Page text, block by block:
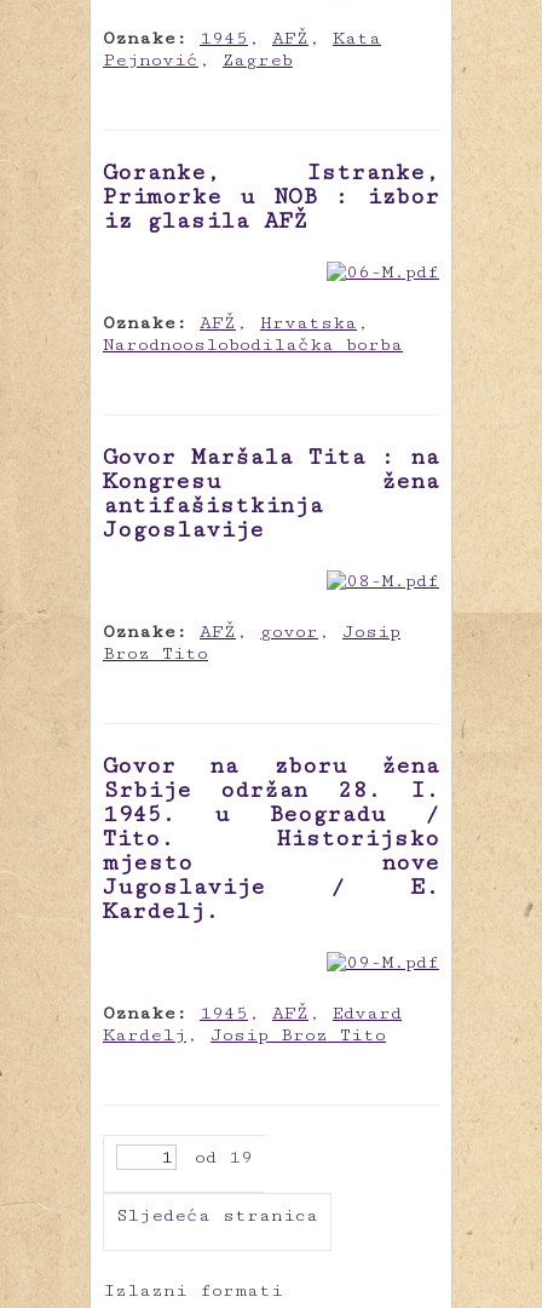
Oznake: 1945 , AFŽ , Kata
Pejnović , Zagreb
Goranke, Istranke,
Primorke u NOB : izbor
iz glasila AFŽ
Oznake: AFŽ , Hrvatska ,
Narodnooslobodilačka borba
Govor Maršala Tita : na
Kongresu žena
antifašistkinja
Jogoslavije
Oznake: AFŽ , govor , Josip
Broz Tito
Govor na zboru žena
Srbije održan 28. I.
1945. u Beogradu /
Tito. Historijsko
mjesto nove
Jugoslavije / E.
Kardelj.
Oznake: 1945 , AFŽ , Edvard
Kardelj , Josip Broz Tito
od 19
Sljedeća stranica
Izlazni formati